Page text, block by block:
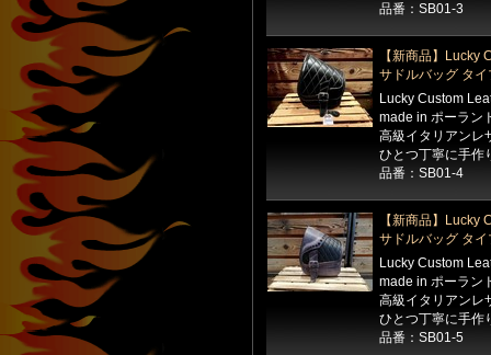
品番：SB01-3
【新商品】Lucky
サドルバッグ タ
Lucky Custom
made in ポーラン
高級イタリアンレ
ひとつ丁寧に手作
品番：SB01-4
【新商品】Lucky
サドルバッグ タ
Lucky Custom
made in ポーラン
高級イタリアンレ
ひとつ丁寧に手作
品番：SB01-5